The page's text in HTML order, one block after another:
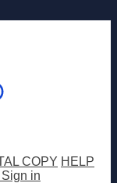
COPY HELP
Sign in